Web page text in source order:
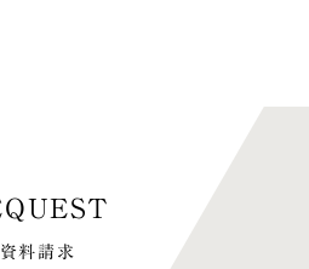
資料請求